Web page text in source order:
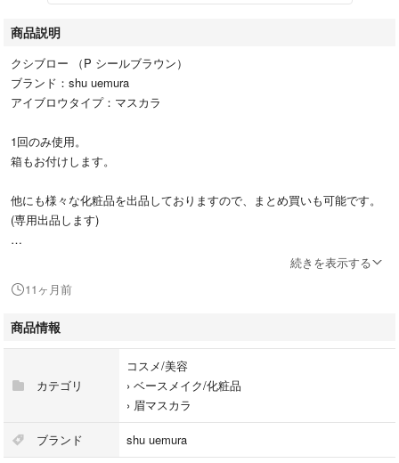
商品説明
クシブロー （P シールブラウン）
ブランド：shu uemura
アイブロウタイプ：マスカラ
1回のみ使用。
箱もお付けします。
他にも様々な化粧品を出品しておりますので、まとめ買いも可能です。
(専用出品します)
#shuuemura #シュウウエムラ #眉マスカラ #アイブロウ
続きを表示する
11ヶ月前
商品情報
カテゴリ
コスメ/美容
› ベースメイク/化粧品
› 眉マスカラ
ブランド shu uemura